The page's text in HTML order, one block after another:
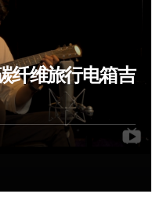
维旅行电箱吉